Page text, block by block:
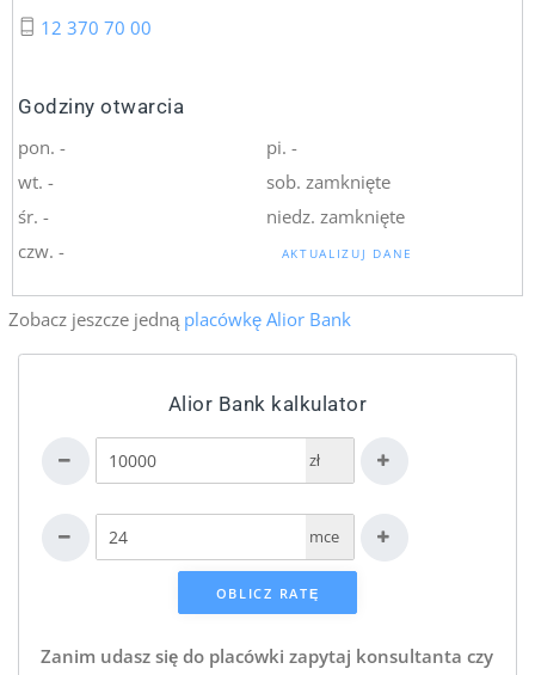
12 370 70 00
Godziny otwarcia
pon. -
wt. -
śr. -
czw. -
pi. -
sob. zamknięte
niedz. zamknięte
AKTUALIZUJ DANE
Zobacz jeszcze jednąplacówkę Alior Bank
Alior Bank kalkulator
zł
mce
Zanim udasz się do placówki zapytaj konsultanta czy